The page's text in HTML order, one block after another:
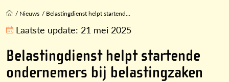
/ Nieuws / Belastingdienst helpt startend...
Laatste update: 21 mei 2025
Belastingdienst helpt startende
ondernemers bij belastingzaken